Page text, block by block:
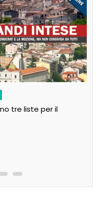
tre liste per il